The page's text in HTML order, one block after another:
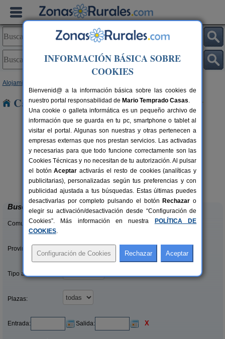
Alojamientos
Casas Rurales cerca de Coirós
8+2 pers.
desde20 €
Casa A Pedriña
Ames (A Coruña)
Buscar
Comunidades:
Provincias/Islas:
Tipo alquiler:
Plazas:
Entrada: Salida: X
INFORMACIÓN BÁSICA SOBRE
COOKIES
Bienvenid@ a la información básica sobre las cookies de
nuestro portal responsabilidad de Mario Temprado Casas.
Una cookie o galleta informática es un pequeño archivo de
información que se guarda en tu pc, smartphone o tablet al
visitar el portal. Algunas son nuestras y otras pertenecen a
empresas externas que nos prestan servicios. Las activadas
y necesarias para que todo funcione correctamente son las
Cookies Técnicas y no necesitan de tu autorización. Al pulsar
el botónAceptar activarás el resto de cookies (analíticas y
publicitarias), personalizadas según tus preferencias y con
publicidad ajustada a tus búsquedas. Estas últimas puedes
desactivarlas por completo pulsando el botón Rechazar o
elegir su activación/desactivación desde “Configuración de
Cookies”. Más información en nuestra
POLÍTICA DE
COOKIES.